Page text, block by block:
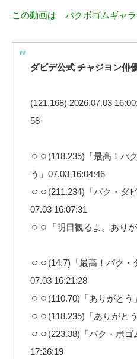
この動画は パクボゴムギャ
ダビデ公式 チャジヨン俳
(121.168) 2026.07.03
58
ㅇㅇ(118.235)「最高！パ
う」07.03 16:04:46
ㅇㅇ(211.234)「パク・ダ
07.03 16:07:31
ㅇㅇ「明日観るよ。あり
ㅇㅇ(14.7)「最高！パク・
07.03 16:21:28
ㅇㅇ(110.70)「ありがとう
ㅇㅇ(118.235)「ありがと
ㅇㅇ(223.38)「パク・ボ
17:26:19